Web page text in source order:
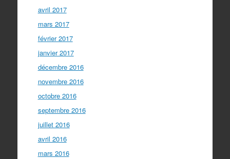
avril 2017
mars 2017
février 2017
janvier 2017
décembre 2016
novembre 2016
octobre 2016
septembre 2016
juillet 2016
avril 2016
mars 2016